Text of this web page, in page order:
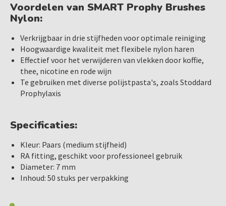
Voordelen van SMART Prophy Brushes
Nylon:
Verkrijgbaar in drie stijfheden voor optimale reiniging
Hoogwaardige kwaliteit met flexibele nylon haren
Effectief voor het verwijderen van vlekken door koffie,
thee, nicotine en rode wijn
Te gebruiken met diverse polijstpasta's, zoals Stoddard
Prophylaxis
Specificaties:
Kleur: Paars (medium stijfheid)
RA fitting, geschikt voor professioneel gebruik
Diameter: 7 mm
Inhoud: 50 stuks per verpakking